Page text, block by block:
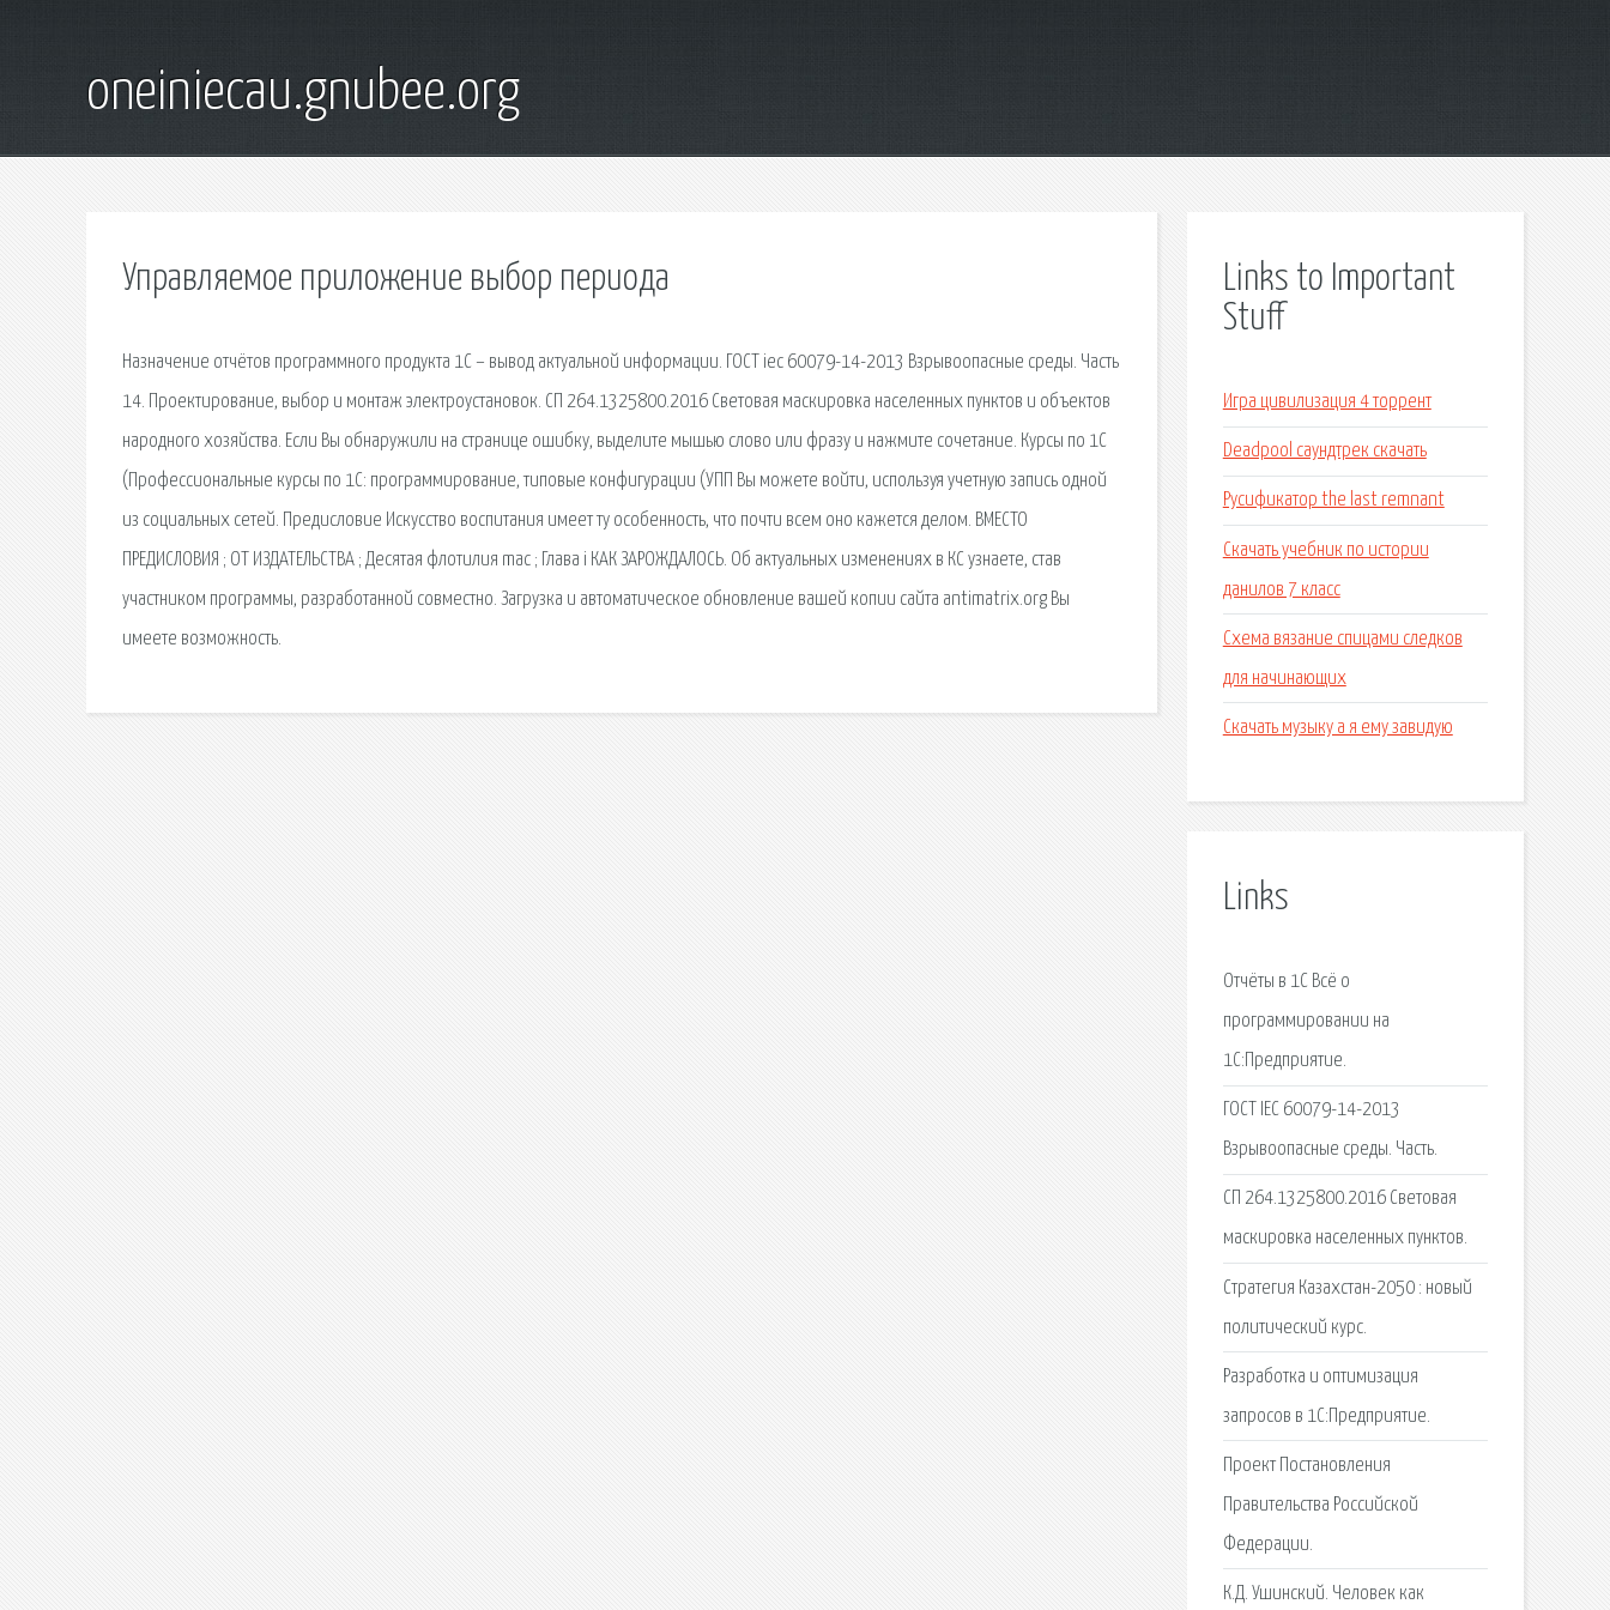
oneiniecau.gnubee.org
Управляемое приложение выбор периода
Назначение отчётов программного продукта 1С – вывод актуальной информации. ГОСТ iec 60079-14-2013 Взрывоопасные среды. Часть
14. Проектирование, выбор и монтаж электроустановок. СП 264.1325800.2016 Световая маскировка населенных пунктов и объектов
народного хозяйства. Если Вы обнаружили на странице ошибку, выделите мышью слово или фразу и нажмите сочетание. Курсы по 1С
(Профессиональные курсы по 1С: программирование, типовые конфигурации (УПП Вы можете войти, используя учетную запись одной
из социальных сетей. Предисловие Искусство воспитания имеет ту особенность, что почти всем оно кажется делом. ВМЕСТО
ПРЕДИСЛОВИЯ ; ОТ ИЗДАТЕЛЬСТВА ; Десятая флотилия mac ; Глава i КАК ЗАРОЖДАЛОСЬ. Об актуальных изменениях в КС узнаете, став
участником программы, разработанной совместно. Загрузка и автоматическое обновление вашей копии сайта antimatrix.org Вы
имеете возможность.
Links to Important
Stuff
Игра цивилизация 4 торрент
Deadpool саундтрек скачать
Русификатор the last remnant
Скачать учебник по истории
данилов 7 класс
Схема вязание спицами следков
для начинающих
Скачать музыку а я ему завидую
Links
Отчёты в 1С Всё о
программировании на
1С:Предприятие.
ГОСТ IEC 60079-14-2013
Взрывоопасные среды. Часть.
СП 264.1325800.2016 Световая
маскировка населенных пунктов.
Стратегия Казахстан-2050 : новый
политический курс.
Разработка и оптимизация
запросов в 1С:Предприятие.
Проект Постановления
Правительства Российской
Федерации.
К.Д. Ушинский. Человек как